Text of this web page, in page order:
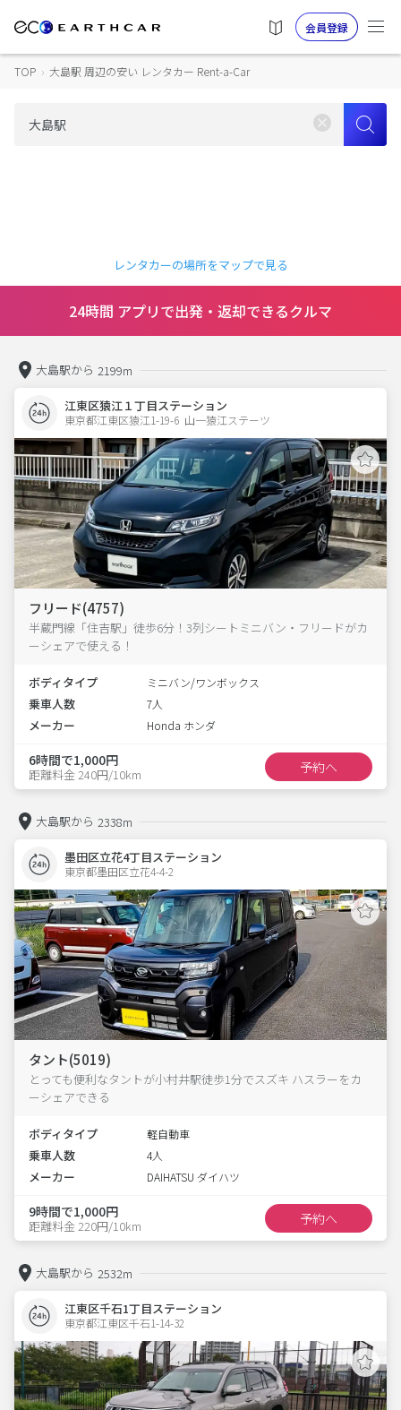
会員登録
TOP › 大島駅 周辺の安い レンタカー Rent-a-Car
レンタカーの場所をマップで見る
24時間 アプリで出発・返却できるクルマ
大島駅から 2199m
江東区猿江１丁目ステーション
東京都江東区猿江1-19-6  山一猿江ステーツ
フリード(4757)
半蔵門線「住吉駅」徒歩6分！3列シートミニバン・フリードがカ
ーシェアで使える！
ボディタイプ ミニバン/ワンボックス
乗車人数 7人
メーカー Honda ホンダ
6時間で1,000円
距離料金 240円/10km 予約へ
大島駅から 2338m
墨田区立花4丁目ステーション
東京都墨田区立花4-4-2
タント(5019)
とっても便利なタントが小村井駅徒歩1分でスズキ ハスラーをカ
ーシェアできる
ボディタイプ 軽自動車
乗車人数 4人
メーカー DAIHATSU ダイハツ
9時間で1,000円
距離料金 220円/10km 予約へ
大島駅から 2532m
江東区千石1丁目ステーション
東京都江東区千石1-14-32